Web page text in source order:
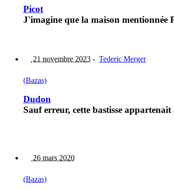
Picot
J'imagine que la maison mentionnée
21 novembre 2023 - Tederic Merger
(Bazas)
Dudon
Sauf erreur, cette bastisse
26 mars 2020
(Bazas)